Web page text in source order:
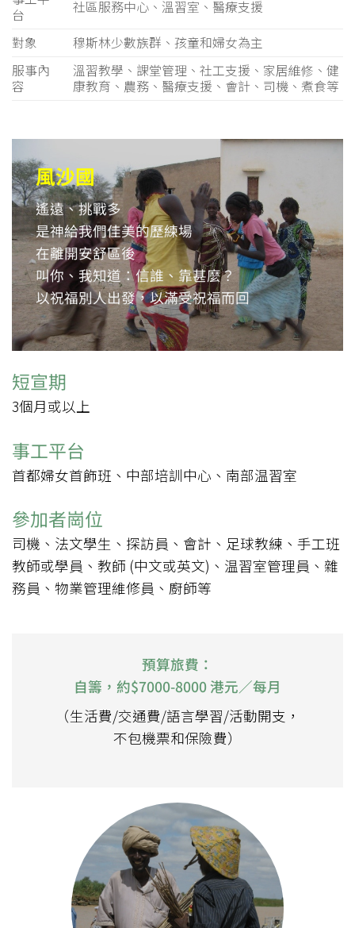
台
社區服務中心、溫習室、醫療支援
對象
穆斯林少數族群、孩童和婦女為主
服事內
容
溫習教學、課堂管理、社工支援、家居維修、健
康教育、農務、醫療支援、會計、司機、煮食等
風沙國
遙遠、挑戰多
是神給我們佳美的歷練場
在離開安舒區後
叫你、我知道：信誰、靠甚麼？
以祝福別人出發，以滿受祝福而回
短宣期
3個月或以上
事工平台
首都婦女首飾班、中部培訓中心、南部温習室
參加者崗位
司機、法文學生、探訪員、會計、足球教練、手工班
教師或學員、教師 (中文或英文)、温習室管理員、雜
務員、物業管理維修員、廚師等
預算旅費：
自籌，約$7000-8000 港元／每月
（生活費/交通費/語言學習/活動開支，
不包機票和保險費）